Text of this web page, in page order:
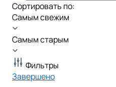
Сортировать по:
Самым свежим
Самым старым
Фильтры
Завершено